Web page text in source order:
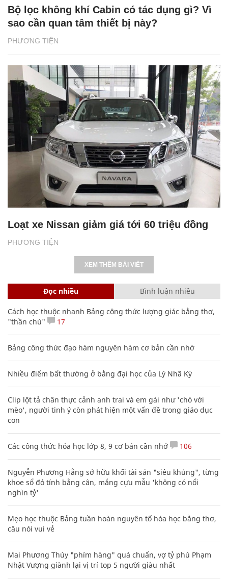
PHƯƠNG TIỆN
Bộ lọc không khí Cabin có tác dụng gì? Vì
sao cần quan tâm thiết bị này?
PHƯƠNG TIỆN
Loạt xe Nissan giảm giá tới 60 triệu đồng
XEM THÊM BÀI VIẾT
Đọc nhiều Bình luận nhiều
Cách học thuộc nhanh Bảng công thức lượng giác bằng thơ,
"thần chú"
17
Bảng công thức đạo hàm nguyên hàm cơ bản cần nhớ
Nhiều điểm bất thường ở bằng đại học của Lý Nhã Kỳ
Clip lột tả chân thực cảnh anh trai và em gái như 'chó với
mèo', người tinh ý còn phát hiện một vấn đề trong giáo dục
con
Các công thức hóa học lớp 8, 9 cơ bản cần nhớ 106
Nguyễn Phương Hằng sở hữu khối tài sản "siêu khủng", từng
khoe sổ đỏ tính bằng cân, mắng cựu mẫu 'không có nổi
nghìn tỷ'
Mẹo học thuộc Bảng tuần hoàn nguyên tố hóa học bằng thơ,
câu nói vui vẻ
Mai Phương Thúy "phím hàng" quá chuẩn, vợ tỷ phú Phạm
Nhật Vượng giành lại vị trí top 5 người giàu nhất